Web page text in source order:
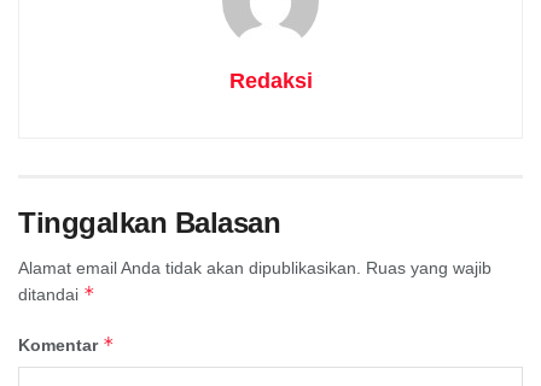
Redaksi
Tinggalkan Balasan
Alamat email Anda tidak akan dipublikasikan. Ruas yang wajib
ditandai *
Komentar *